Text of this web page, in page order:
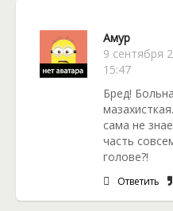
Амур
9 сентября
15:47
Бред!
сама не
часть
голове?!
Ответить